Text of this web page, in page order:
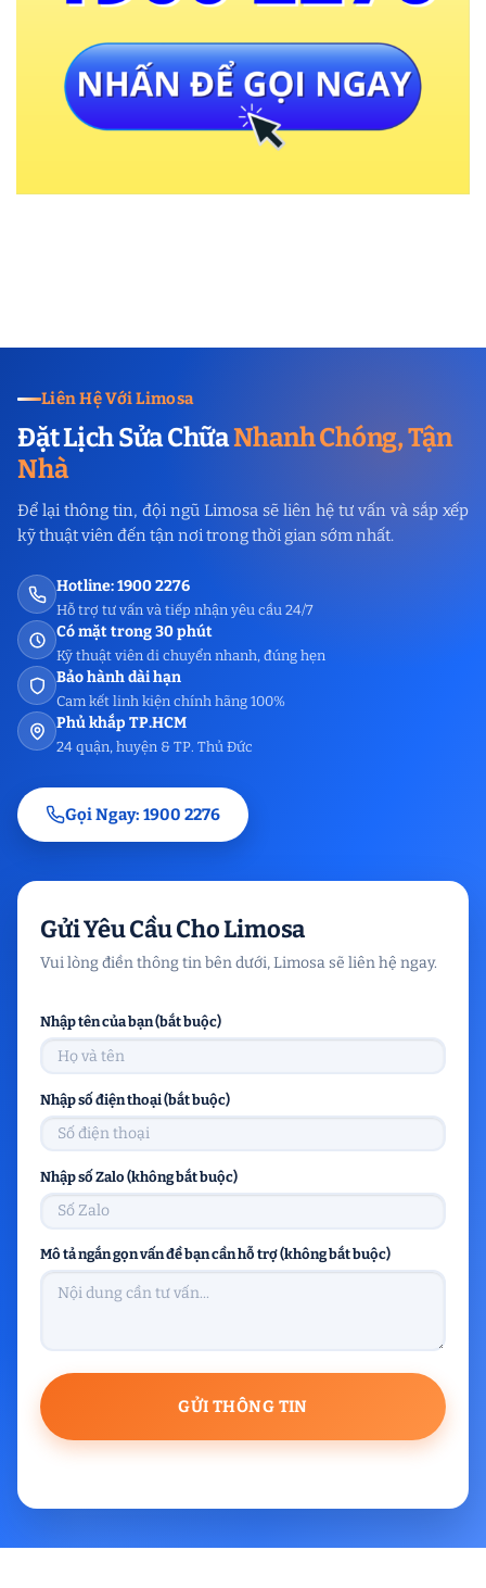
Liên Hệ Với Limosa
Đặt Lịch Sửa ChữaNhanh Chóng, Tận
Nhà
Để lại thông tin, đội ngũ Limosa sẽ liên hệ tư vấn và sắp xếp
kỹ thuật viên đến tận nơi trong thời gian sớm nhất.
Hotline: 1900 2276
Hỗ trợ tư vấn và tiếp nhận yêu cầu 24/7
Có mặt trong 30 phút
Kỹ thuật viên di chuyển nhanh, đúng hẹn
Bảo hành dài hạn
Cam kết linh kiện chính hãng 100%
Phủ khắp TP.HCM
24 quận, huyện & TP. Thủ Đức
Gọi Ngay: 1900 2276
Gửi Yêu Cầu Cho Limosa
Vui lòng điền thông tin bên dưới, Limosa sẽ liên hệ ngay.
Nhập tên của bạn (bắt buộc)
Nhập số điện thoại (bắt buộc)
Nhập số Zalo (không bắt buộc)
Mô tả ngắn gọn vấn đề bạn cần hỗ trợ (không bắt buộc)